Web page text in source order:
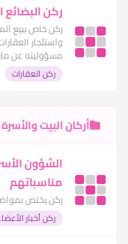
ركن
ركن خاص ببيع
واستئجار
مسؤوليته عن
ركن العقارات
أركان البيت
الشؤون
مناسباتهم
ركن يختص
ركن أخبار